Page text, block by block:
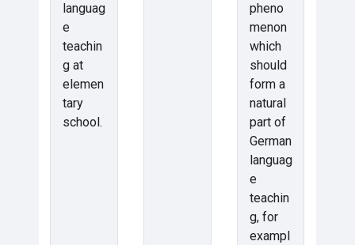
languag
e
teachin
g at
elemen
tary
school.
pheno
menon
which
should
form a
natural
part of
German
languag
e
teachin
g, for
exampl